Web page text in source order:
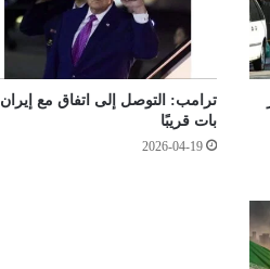
ي
ن
ب
ا
ل
ترامب: التوصل إلى اتفاق مع إيران
بات قريبًا
2026-04-19